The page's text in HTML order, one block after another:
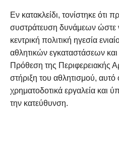
Εν κατακλείδι, τονίστηκε ότι
συστράτευση δυνάμεων ώστε
κεντρική πολιτική ηγεσία
αθλητικών εγκαταστάσεων
Πρόθεση της Περιφερειακής
στήριξη του αθλητισμού,
χρηματοδοτικά εργαλεία και
την κατεύθυνση.